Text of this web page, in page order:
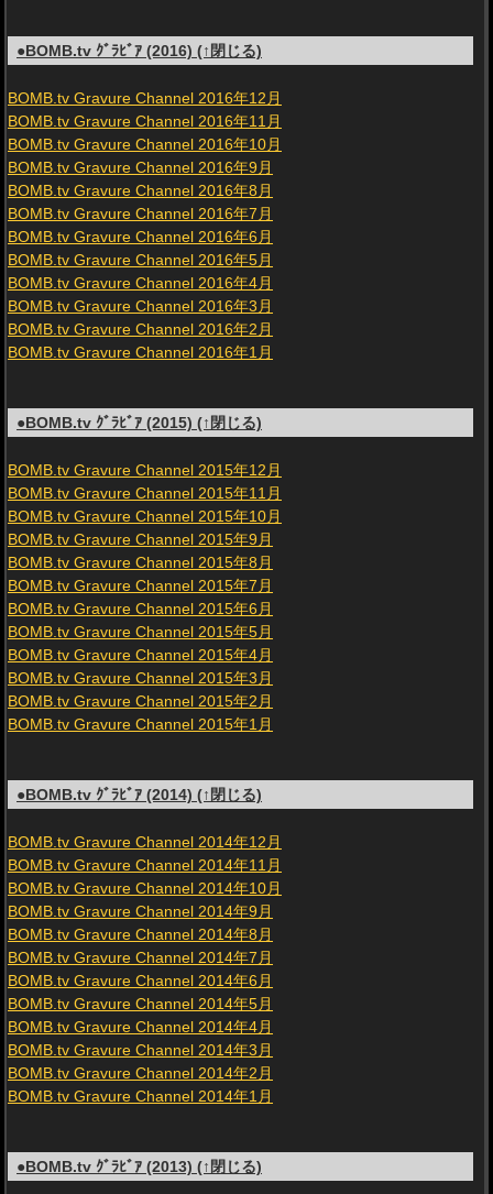
●BOMB.tv ｸﾞﾗﾋﾞｱ (2016) (↑閉じる)
BOMB.tv Gravure Channel 2016年12月
BOMB.tv Gravure Channel 2016年11月
BOMB.tv Gravure Channel 2016年10月
BOMB.tv Gravure Channel 2016年9月
BOMB.tv Gravure Channel 2016年8月
BOMB.tv Gravure Channel 2016年7月
BOMB.tv Gravure Channel 2016年6月
BOMB.tv Gravure Channel 2016年5月
BOMB.tv Gravure Channel 2016年4月
BOMB.tv Gravure Channel 2016年3月
BOMB.tv Gravure Channel 2016年2月
BOMB.tv Gravure Channel 2016年1月
●BOMB.tv ｸﾞﾗﾋﾞｱ (2015) (↑閉じる)
BOMB.tv Gravure Channel 2015年12月
BOMB.tv Gravure Channel 2015年11月
BOMB.tv Gravure Channel 2015年10月
BOMB.tv Gravure Channel 2015年9月
BOMB.tv Gravure Channel 2015年8月
BOMB.tv Gravure Channel 2015年7月
BOMB.tv Gravure Channel 2015年6月
BOMB.tv Gravure Channel 2015年5月
BOMB.tv Gravure Channel 2015年4月
BOMB.tv Gravure Channel 2015年3月
BOMB.tv Gravure Channel 2015年2月
BOMB.tv Gravure Channel 2015年1月
●BOMB.tv ｸﾞﾗﾋﾞｱ (2014) (↑閉じる)
BOMB.tv Gravure Channel 2014年12月
BOMB.tv Gravure Channel 2014年11月
BOMB.tv Gravure Channel 2014年10月
BOMB.tv Gravure Channel 2014年9月
BOMB.tv Gravure Channel 2014年8月
BOMB.tv Gravure Channel 2014年7月
BOMB.tv Gravure Channel 2014年6月
BOMB.tv Gravure Channel 2014年5月
BOMB.tv Gravure Channel 2014年4月
BOMB.tv Gravure Channel 2014年3月
BOMB.tv Gravure Channel 2014年2月
BOMB.tv Gravure Channel 2014年1月
●BOMB.tv ｸﾞﾗﾋﾞｱ (2013) (↑閉じる)